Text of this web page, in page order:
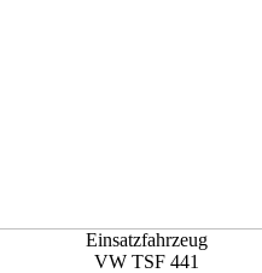
Einsatzfahrzeug
VW TSF 441